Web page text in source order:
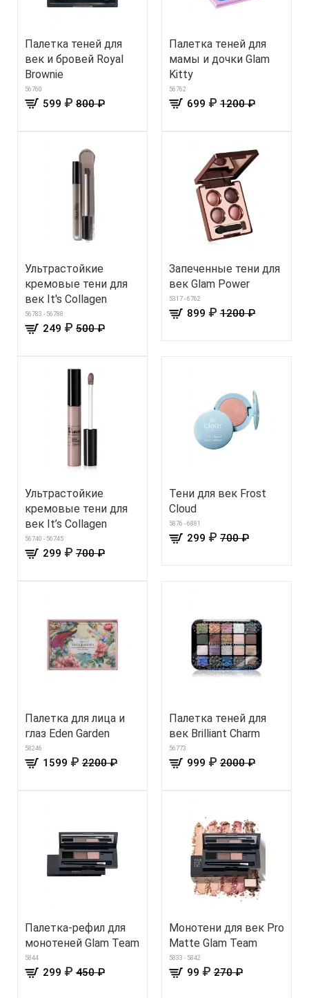
Палетка теней для
век и бровей Royal
Brownie
56760
599 ₽ 800 ₽
Палетка теней для
мамы и дочки Glam
Kitty
56762
699 ₽ 1200 ₽
Ультрастойкие
кремовые тени для
век It's Сollagen
56783 - 56788
249 ₽ 500 ₽
Запеченные тени для
век Glam Power
5317 - 6762
899 ₽ 1200 ₽
Ультрастойкие
кремовые тени для
век It’s Collagen
56740 - 56745
299 ₽ 700 ₽
Тени для век Frost
Cloud
5876 - 6881
299 ₽ 700 ₽
Палетка для лица и
глаз Eden Garden
58246
1599 ₽ 2200 ₽
Палетка теней для
век Brilliant Charm
56773
999 ₽ 2000 ₽
Палетка-рефил для
монотеней Glam Team
5844
299 ₽ 450 ₽
Монотени для век Pro
Matte Glam Team
5833 - 5842
99 ₽ 270 ₽